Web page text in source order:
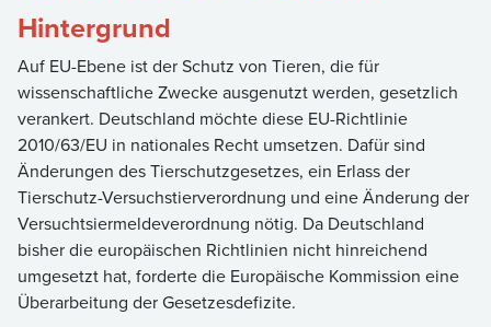
Hintergrund
Auf EU-Ebene ist der Schutz von Tieren, die für
wissenschaftliche Zwecke ausgenutzt werden, gesetzlich
verankert. Deutschland möchte diese EU-Richtlinie
2010/63/EU in nationales Recht umsetzen. Dafür sind
Änderungen des Tierschutzgesetzes, ein Erlass der
Tierschutz-Versuchstierverordnung und eine Änderung der
Versuchtsiermeldeverordnung nötig. Da Deutschland
bisher die europäischen Richtlinien nicht hinreichend
umgesetzt hat, forderte die Europäische Kommission eine
Überarbeitung der Gesetzesdefizite.